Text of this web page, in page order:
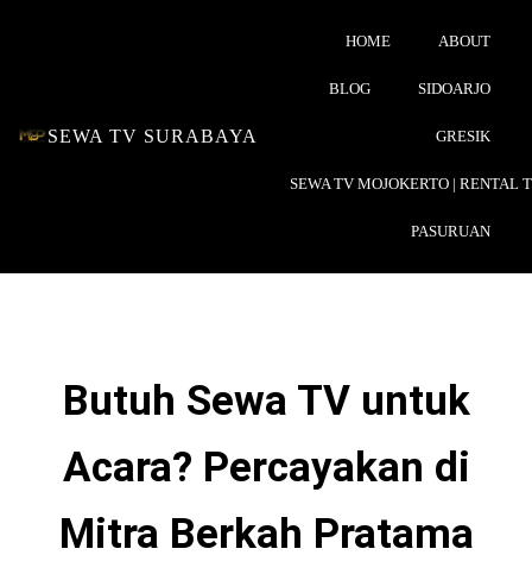
SEWA TV SURABAYA
HOME ABOUT
BLOG SIDOARJO
GRESIK
SEWA TV MOJOKERTO | RENTAL
PASURUAN
Butuh Sewa TV untuk
Acara? Percayakan di
Mitra Berkah Pratama